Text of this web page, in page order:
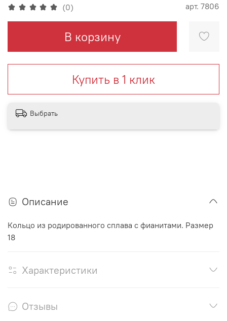
(0) арт. 7806
В корзину
Купить в 1 клик
Выбрать
Описание
Кольцо из родированного сплава с фианитами. Размер
18
Характеристики
Отзывы